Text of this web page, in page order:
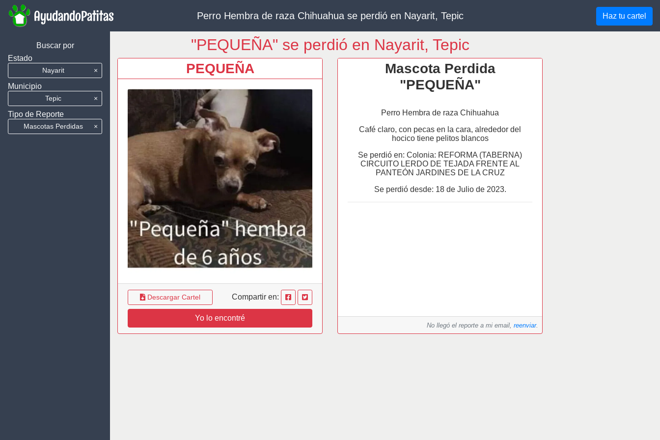
AyudandoPatitas Perro Hembra de raza Chihuahua se perdió en Nayarit, Tepic Haz tu cartel
Buscar por
Estado
Nayarit ×
Municipio
Tepic ×
Tipo de Reporte
Mascotas Perdidas ×
"PEQUEÑA" se perdió en Nayarit, Tepic
PEQUEÑA
Descargar Cartel Compartir en:
Yo lo encontré
Mascota Perdida
"PEQUEÑA"
Perro Hembra de raza Chihuahua
Café claro, con pecas en la cara, alrededor del
hocico tiene pelitos blancos
Se perdió en: Colonia: REFORMA (TABERNA)
CIRCUITO LERDO DE TEJADA FRENTE AL
PANTEÓN JARDINES DE LA CRUZ
Se perdió desde: 18 de Julio de 2023.
No llegó el reporte a mi email, reenviar.